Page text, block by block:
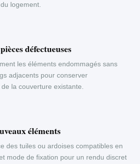
logement.
défectueuses
les éléments endommagés sans
adjacents pour conserver
la couverture existante.
éléments
des tuiles ou ardoises compatibles en
mode de fixation pour un rendu discret